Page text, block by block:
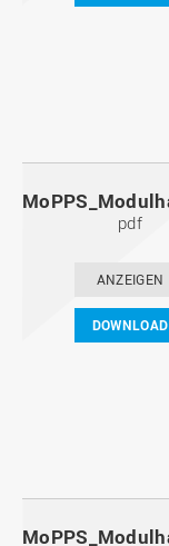
pdf
ANZEIGEN
DOWNLOAD